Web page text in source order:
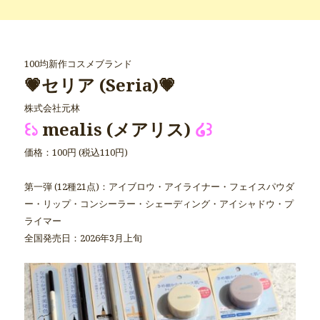
100均新作コスメブランド
💗セリア (Seria)💗
株式会社元林
꒰১ mealis (メアリス) ໒꒱
価格：100円 (税込110円)
第一弾 (12種21点)：アイブロウ・アイライナー・フェイスパウダ
ー・リップ・コンシーラー・シェーディング・アイシャドウ・プ
ライマー
全国発売日：2026年3月上旬